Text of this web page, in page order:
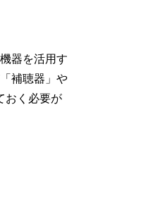
器を活用す
補聴器」や
おく必要が